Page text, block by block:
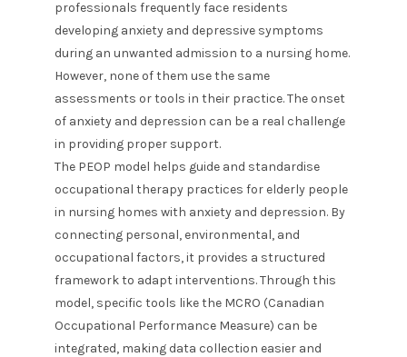
professionals frequently face residents
developing anxiety and depressive symptoms
during an unwanted admission to a nursing home.
However, none of them use the same
assessments or tools in their practice. The onset
of anxiety and depression can be a real challenge
in providing proper support.
The PEOP model helps guide and standardise
occupational therapy practices for elderly people
in nursing homes with anxiety and depression. By
connecting personal, environmental, and
occupational factors, it provides a structured
framework to adapt interventions. Through this
model, specific tools like the MCRO (Canadian
Occupational Performance Measure) can be
integrated, making data collection easier and